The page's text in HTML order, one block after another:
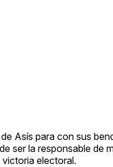
Asís para con sus
ser la responsable de
electoral.